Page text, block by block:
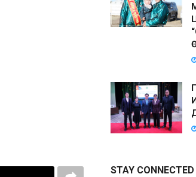
STAY CONNECTED